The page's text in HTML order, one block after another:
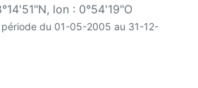
lon : 0°54'19"O
période du 01-05-2005 au 31-12-